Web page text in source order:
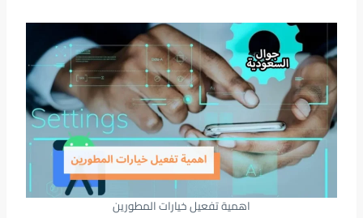
اهمية تفعيل خيارات المطورين